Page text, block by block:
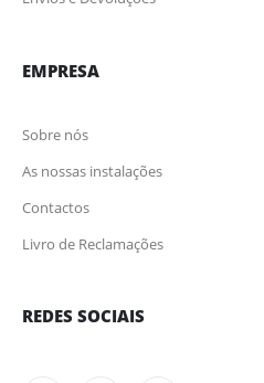
EMPRESA
Sobre nós
As nossas instalações
Contactos
Livro de Reclamações
REDES SOCIAIS